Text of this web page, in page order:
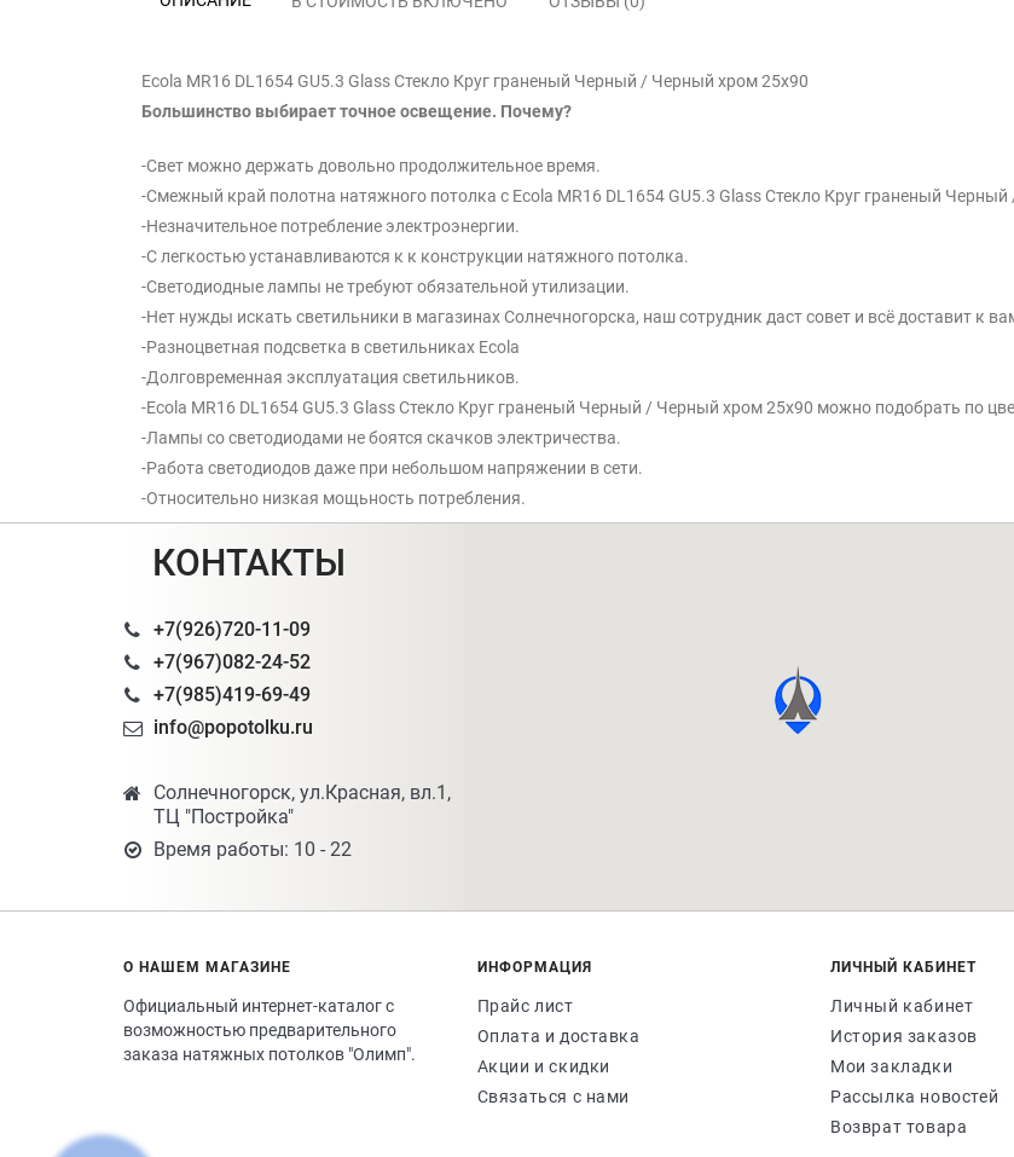
Ecola MR16 DL1654 GU5.3 Glass Стекло Круг граненый Черный / Черный хром 25x90
Большинство выбирает точное освещение. Почему?
-Свет можно держать довольно продолжительное время.
-Смежный край полотна натяжного потолка с Ecola MR16 DL1654 GU5.3 Glass Стекло Круг граненый
-Незначительное потребление электроэнергии.
-С легкостью устанавливаются к к конструкции натяжного потолка.
-Светодиодные лампы не требуют обязательной утилизации.
-Нет нужды искать светильники в магазинах Солнечногорска, наш сотрудник даст совет и всё доставит к
-Разноцветная подсветка в светильниках Ecola
-Долговременная эксплуатация светильников.
-Ecola MR16 DL1654 GU5.3 Glass Стекло Круг граненый Черный / Черный хром 25x90 можно подобрать по
-Лампы со светодиодами не боятся скачков электричества.
-Работа светодиодов даже при небольшом напряжении в сети.
-Относительно низкая мощьность потребления.
КОНТАКТЫ
+7(926)720-11-09
+7(967)082-24-52
+7(985)419-69-49
info@popotolku.ru
Солнечногорск, ул.Красная, вл.1,
ТЦ "Постройка"
Время работы: 10 - 22
О НАШЕМ МАГАЗИНЕ
Официальный интернет-каталог с
возможностью предварительного
заказа натяжных потолков "Олимп".
ИНФОРМАЦИЯ
Прайс лист
Оплата и доставка
Акции и скидки
Связаться с нами
ЛИЧНЫЙ КАБИНЕТ
Личный кабинет
История заказов
Мои закладки
Рассылка новостей
Возврат товара